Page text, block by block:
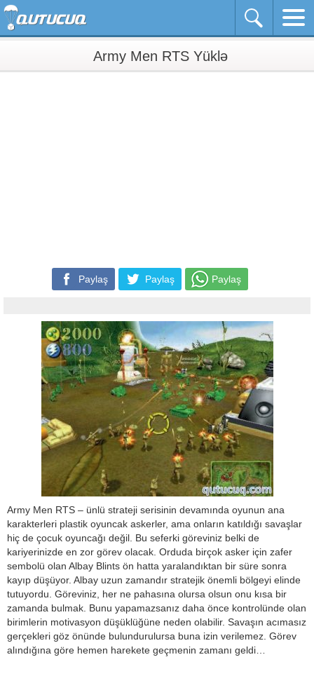
Army Men RTS Yüklə
Paylaş Paylaş Paylaş
Army Men RTS – ünlü strateji serisinin devamında oyunun ana
karakterleri plastik oyuncak askerler, ama onların katıldığı savaşlar
hiç de çocuk oyuncağı değil. Bu seferki göreviniz belki de
kariyerinizde en zor görev olacak. Orduda birçok asker için zafer
sembolü olan Albay Blints ön hatta yaralandıktan bir süre sonra
kayıp düşüyor. Albay uzun zamandır stratejik önemli bölgeyi elinde
tutuyordu. Göreviniz, her ne pahasına olursa olsun onu kısa bir
zamanda bulmak. Bunu yapamazsanız daha önce kontrolünde olan
birimlerin motivasyon düşüklüğüne neden olabilir. Savaşın acımasız
gerçekleri göz önünde bulundurulursa buna izin verilemez. Görev
alındığına göre hemen harekete geçmenin zamanı geldi…